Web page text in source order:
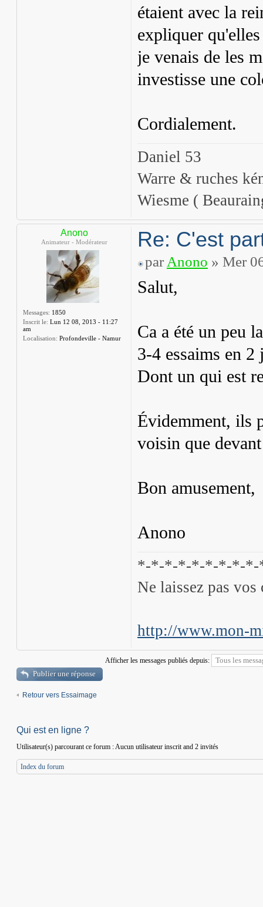
étaient avec la
expliquer
je venais de les
investisse une
Cordialement.
Daniel 53
Warre & ruches
Wiesme (
Anono
Animateur - Modérateur
Messages: 1850
Inscrit le: Lun 12 08, 2013 - 11:27
am
Localisation: Profondeville - Namur
Re: C'est
par Anono » Mer
Salut,
Ca a été un peu
3-4 essaims en 2
Dont un qui est
Évidemment, ils
voisin que
Bon amusement,
Anono
*-*-*-*-*-*-*-*-
Ne laissez pas
http://www.mon-
Afficher les messages publiés depuis:
Publier une réponse
Retour vers Essaimage
Qui est en ligne ?
Utilisateur(s) parcourant ce forum : Aucun utilisateur inscrit and 2 invités
Index du forum